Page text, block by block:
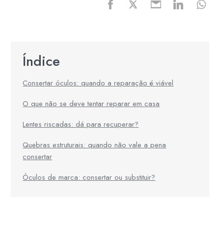
Índice
Consertar óculos: quando a reparação é viável
O que não se deve tentar reparar em casa
Lentes riscadas: dá para recuperar?
Quebras estruturais: quando não vale a pena
consertar
Óculos de marca: consertar ou substituir?